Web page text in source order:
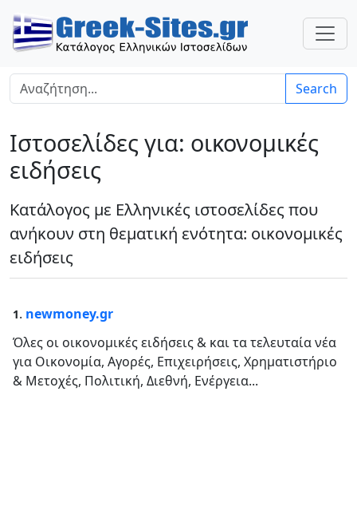
Search
Ιστοσελίδες για: οικονομικές
ειδήσεις
Κατάλογος με Ελληνικές ιστοσελίδες που
ανήκουν στη θεματική ενότητα: οικονομικές
ειδήσεις
1. newmoney.gr
Όλες οι οικονομικές ειδήσεις & και τα τελευταία νέα
για Οικονομία, Αγορές, Επιχειρήσεις, Χρηματιστήριο
& Μετοχές, Πολιτική, Διεθνή, Ενέργεια...